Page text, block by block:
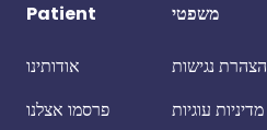
Patient
אודותינו
פרסמו אצלנו
משפטי
הצהרת נגישות
מדיניות עוגיות